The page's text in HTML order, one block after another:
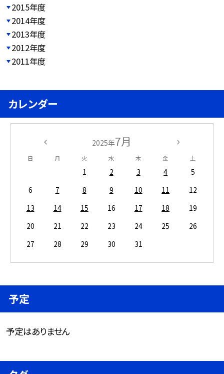
2015年度
2014年度
2013年度
2012年度
2011年度
カレンダー
2025年7月
日 月 火 水 木 金 土
1 2 3 4
5
6
7 8 9 10 11
12
13
14 15 16 17 18
19
20
21 22 23 24 25
26
27
28 29 30 31
予定
予定はありません